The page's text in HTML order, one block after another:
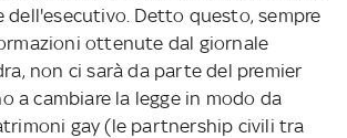
Detto questo, sempre
ottenute dal giornale
non ci sarà da parte del premier
a cambiare la legge in modo da
gay (le partnership civili tra